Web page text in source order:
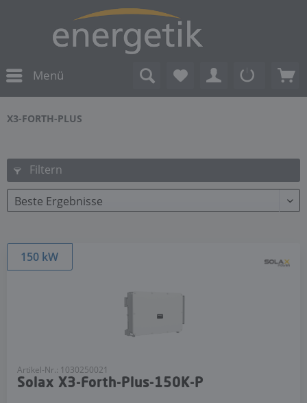
Menü
X3-FORTH-PLUS
Filtern
150 kW
Artikel-Nr.: 1030250021
Solax X3-Forth-Plus-150K-P